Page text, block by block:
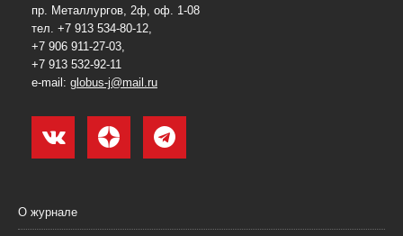
пр. Металлургов, 2ф, оф. 1-08
тел. +7 913 534-80-12,
+7 906 911-27-03,
+7 913 532-92-11
e-mail: globus-j@mail.ru
О журнале